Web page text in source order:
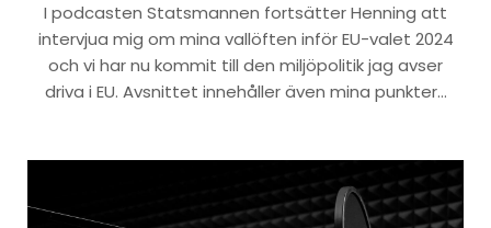
I podcasten Statsmannen fortsätter Henning att
intervjua mig om mina vallöften inför EU-valet 2024
och vi har nu kommit till den miljöpolitik jag avser
driva i EU. Avsnittet innehåller även mina punkter…